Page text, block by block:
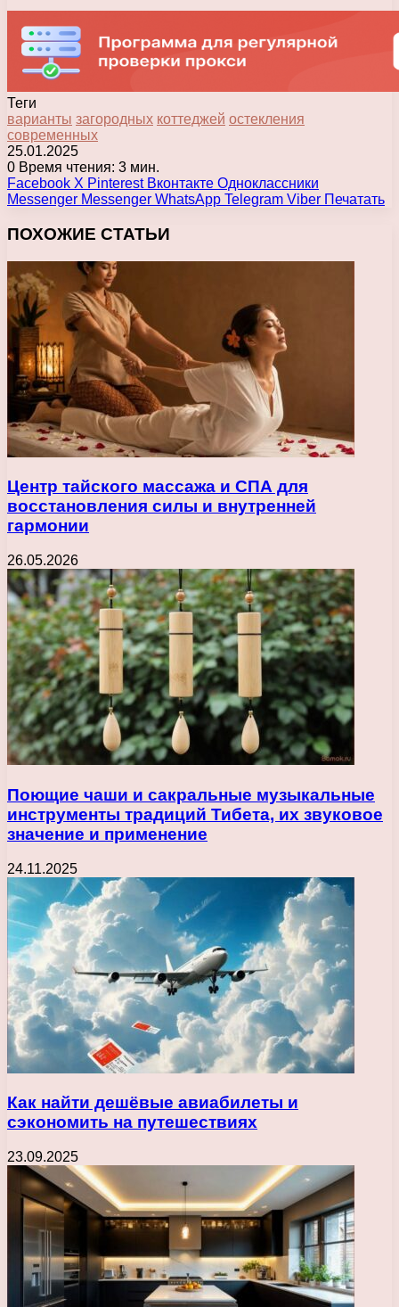
Теги
варианты загородных коттеджей остекления
современных
25.01.2025
0 Время чтения: 3 мин.
Facebook X Pinterest Вконтакте Одноклассники
Messenger Messenger WhatsApp Telegram Viber Печатать
ПОХОЖИЕ СТАТЬИ
Центр тайского массажа и СПА для
восстановления силы и внутренней
гармонии
26.05.2026
Поющие чаши и сакральные музыкальные
инструменты традиций Тибета, их звуковое
значение и применение
24.11.2025
Как найти дешёвые авиабилеты и
сэкономить на путешествиях
23.09.2025